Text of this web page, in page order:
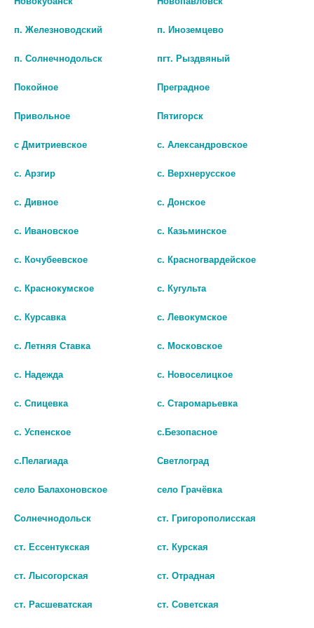
В КОРЗИНУ
НАКОСТЫЛЬНИК Д/ТРОСТЕЙ
НАКОСТЫЛЬНИК Д/ТРОСТЕЙ
НАКОСТЫЛЬНИК Д/ТРОСТЕЙ
(НАКОНЕЧНИК)
КОСТЫЛИ ЛОКТ. С РЕГУЛ.
п. Железноводский п. Иноземцево
п. Солнечнодольск пгт. Рыздвяный
Покойное Преградное
Привольное Пятигорск
с Дмитриевское с. Александровское
с. Арзгир с. Верхнерусское
с. Дивное с. Донское
с. Ивановское с. Казьминское
с. Кочубеевское с. Красногвардейское
с. Краснокумское с. Кугульта
с. Курсавка с. Левокумское
с. Летняя Ставка с. Московское
с. Надежда с. Новоселицкое
с. Спицевка с. Старомарьевка
с. Успенское с.Безопасное
с.Пелагиада Светлоград
село Балахоновское село Грачёвка
Солнечнодольск ст. Григорополисская
ст. Ессентукская ст. Курская
ст. Лысогорская ст. Отрадная
ст. Расшеватская ст. Советская